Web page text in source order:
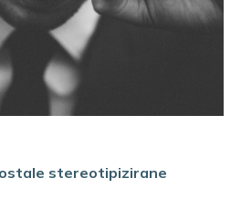
ostale stereotipizirane